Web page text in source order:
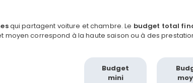
qui partagent voiture et chambre. Le budget total
moyen correspond à la haute saison ou à des
Budget
mini